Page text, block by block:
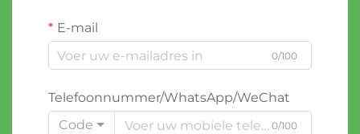
E-mail
0/100
Telefoonnummer/WhatsApp/WeChat
Code
0/100